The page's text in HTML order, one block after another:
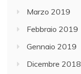
Marzo 2019
Febbraio 2019
Gennaio 2019
Dicembre 2018